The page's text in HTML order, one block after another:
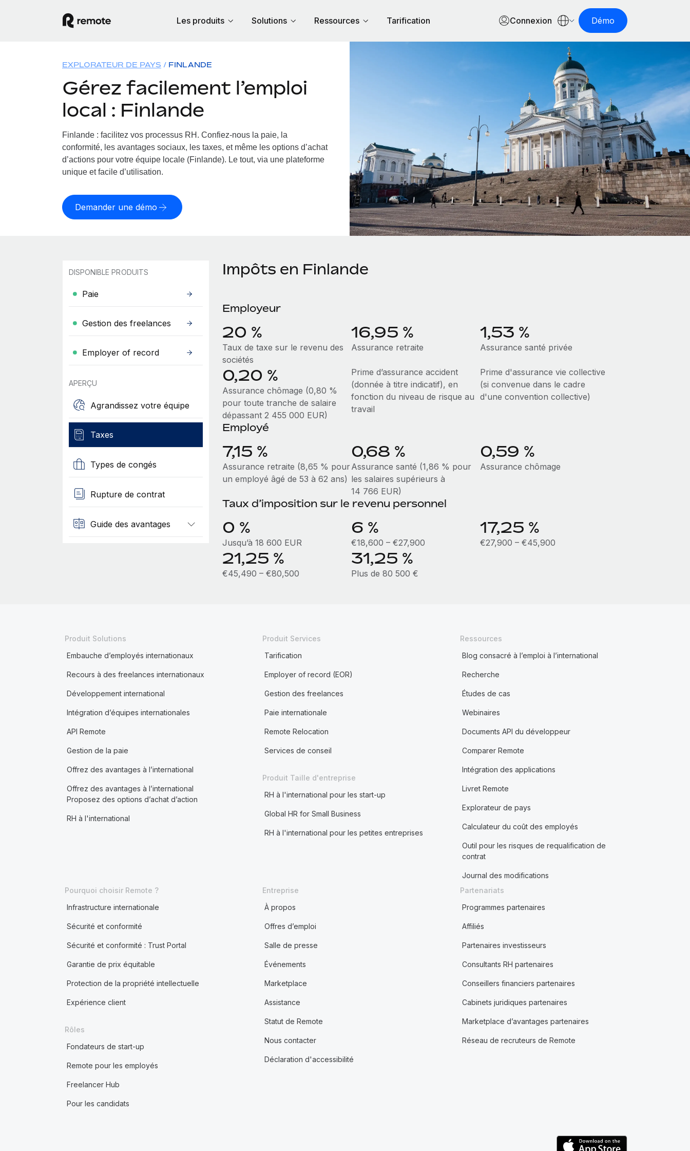
Les produits Solutions Ressources Tarification Connexion Démo
EXPLORATEUR DE PAYS FINLANDE
Gérez facilement l’emploi
local : Finlande
Finlande : facilitez vos processus RH. Confiez-nous la paie, la
conformité, les avantages sociaux, les taxes, et même les options d’achat
d’actions pour votre équipe locale (Finlande). Le tout, via une plateforme
unique et facile d’utilisation.
Demander une démo
DISPONIBLE PRODUITS
Paie
Gestion des freelances
Employer of record
APERÇU
Agrandissez votre équipe
Taxes
Types de congés
Rupture de contrat
Guide des avantages
Impôts en Finlande
Employeur
20 %
Taux de taxe sur le revenu des
sociétés
16,95 %
Assurance retraite
1,53 %
Assurance santé privée
0,20 %
Assurance chômage (0,80 %
pour toute tranche de salaire
dépassant 2 455 000 EUR)
Prime d’assurance accident
(donnée à titre indicatif), en
fonction du niveau de risque au
travail
Prime d'assurance vie collective
(si convenue dans le cadre
d'une convention collective)
Employé
7,15 %
Assurance retraite (8,65 % pour
un employé âgé de 53 à 62 ans)
0,68 %
Assurance santé (1,86 % pour
les salaires supérieurs à
14 766 EUR)
0,59 %
Assurance chômage
Taux d’imposition sur le revenu personnel
0 %
Jusqu’à 18 600 EUR
6 %
€18,600 – €27,900
17,25 %
€27,900 – €45,900
21,25 %
€45,490 – €80,500
31,25 %
Plus de 80 500 €
Produit Solutions
Embauche d’employés internationaux
Recours à des freelances internationaux
Développement international
Intégration d’équipes internationales
API Remote
Gestion de la paie
Offrez des avantages à l’international
Offrez des avantages à l’international
Proposez des options d’achat d’action
RH à l'international
Produit Services
Tarification
Employer of record (EOR)
Gestion des freelances
Paie internationale
Remote Relocation
Services de conseil
Produit Taille d'entreprise
RH à l'international pour les start-up
Global HR for Small Business
RH à l'international pour les petites entreprises
Ressources
Blog consacré à l’emploi à l’international
Recherche
Études de cas
Webinaires
Documents API du développeur
Comparer Remote
Intégration des applications
Livret Remote
Explorateur de pays
Calculateur du coût des employés
Outil pour les risques de requalification de
contrat
Journal des modifications
Pourquoi choisir Remote ?
Infrastructure internationale
Sécurité et conformité
Sécurité et conformité : Trust Portal
Garantie de prix équitable
Protection de la propriété intellectuelle
Expérience client
Rôles
Fondateurs de start-up
Remote pour les employés
Freelancer Hub
Pour les candidats
Entreprise
À propos
Offres d’emploi
Salle de presse
Événements
Marketplace
Assistance
Statut de Remote
Nous contacter
Déclaration d'accessibilité
Partenariats
Programmes partenaires
Affiliés
Partenaires investisseurs
Consultants RH partenaires
Conseillers financiers partenaires
Cabinets juridiques partenaires
Marketplace d’avantages partenaires
Réseau de recruteurs de Remote